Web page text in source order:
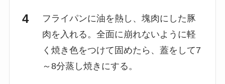
フライパンに油を熱し、塊肉にした豚
肉を入れる。全面に崩れないように軽
く焼き色をつけて固めたら、蓋をして7
～8分蒸し焼きにする。